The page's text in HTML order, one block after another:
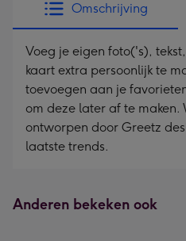
Omschrijving
Voeg je eigen foto('s),
kaart extra persoonlijk te
toevoegen aan je
om deze later af te maken.
ontworpen door Greetz
laatste trends.
Anderen bekeken ook